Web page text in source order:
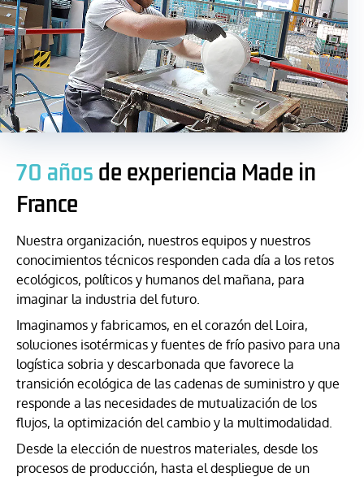
70 años de experiencia Made in
France
Nuestra organización, nuestros equipos y nuestros
conocimientos técnicos responden cada día a los retos
ecológicos, políticos y humanos del mañana, para
imaginar la industria del futuro.
Imaginamos y fabricamos, en el corazón del Loira,
soluciones isotérmicas y fuentes de frío pasivo para una
logística sobria y descarbonada que favorece la
transición ecológica de las cadenas de suministro y que
responde a las necesidades de mutualización de los
flujos, la optimización del cambio y la multimodalidad.
Desde la elección de nuestros materiales, desde los
procesos de producción, hasta el despliegue de un